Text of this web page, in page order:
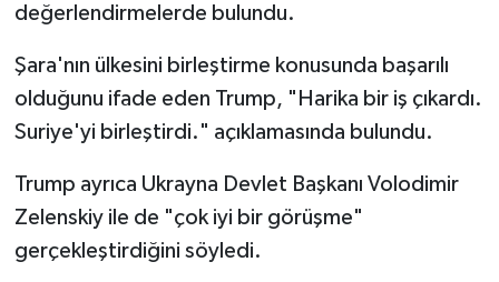
değerlendirmelerde bulundu.
Şara'nın ülkesini birleştirme konusunda başarılı
olduğunu ifade eden Trump, "Harika bir iş çıkardı.
Suriye'yi birleştirdi." açıklamasında bulundu.
Trump ayrıca Ukrayna Devlet Başkanı Volodimir
Zelenskiy ile de "çok iyi bir görüşme"
gerçekleştirdiğini söyledi.